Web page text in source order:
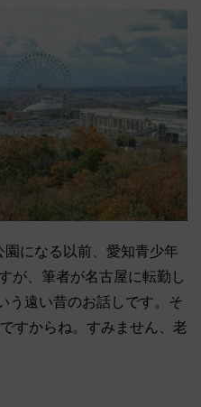
になる以前、愛知青少年
が、筆者が名古屋に転勤し
う遠い昔のお話しです。そ
すからね。すみません、老